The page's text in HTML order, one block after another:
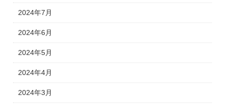
2024年7月
2024年6月
2024年5月
2024年4月
2024年3月